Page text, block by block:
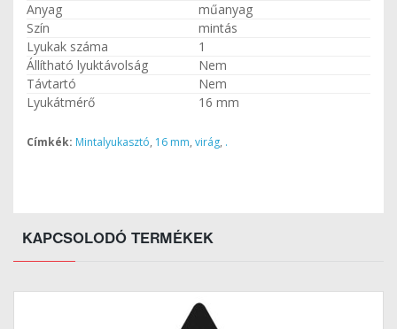
Anyag
műanyag
Szín
mintás
Lyukak száma
1
Állítható lyuktávolság
Nem
Távtartó
Nem
Lyukátmérő
16 mm
Címkék: Mintalyukasztó, 16 mm, virág, .
KAPCSOLODÓ TERMÉKEK